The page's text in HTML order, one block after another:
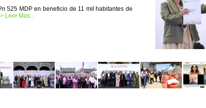
525 MDP en beneficio de 11 mil habitantes de
Leer Mas...